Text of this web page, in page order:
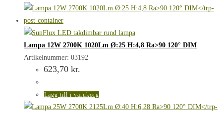
Lampa 12W 2700K 1020Lm Ø:25 H:4,8 Ra>90 120° DIM
Artikelnummer: 03192
623,70 kr.
Lägg till i varukorg